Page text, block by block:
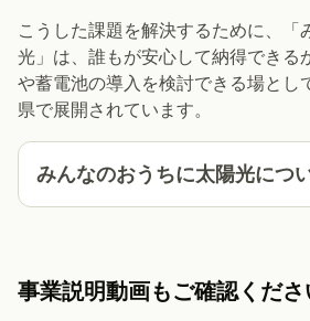
こうした課題を解決するために、「
光」は、誰もが安心して納得できる
や蓄電池の導入を検討できる場とし
県で展開されています。
みんなのおうちに太陽光につ
事業説明動画もご確認くだ